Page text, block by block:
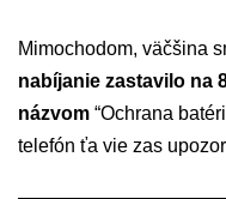
Mimochodom, väčšina
nabíjanie zastavilo na
názvom “Ochrana
telefón ťa vie zas